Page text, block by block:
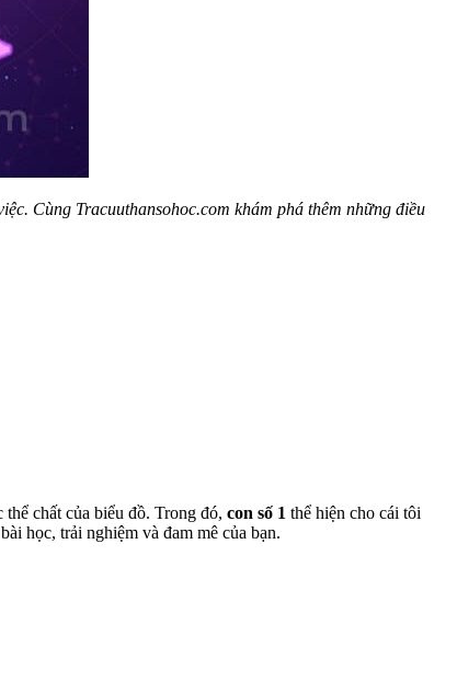
Cùng Tracuuthansohoc.com khám phá thêm những điều
chất của biểu đồ. Trong đó, con số 1 thể hiện cho cái tôi
học, trải nghiệm và đam mê của bạn.